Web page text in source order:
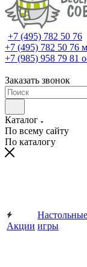
+7 (495) 782 50 76
+7 (495) 782 50 76
+7 (985) 958 79 81
Заказать звонок
Каталог
По всему сайту
По каталогу
Акции
Настольные
игры